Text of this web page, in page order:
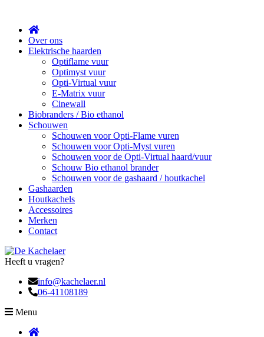
Over ons
Elektrische haarden
Optiflame vuur
Optimyst vuur
Opti-Virtual vuur
E-Matrix vuur
Cinewall
Biobranders / Bio ethanol
Schouwen
Schouwen voor Opti-Flame vuren
Schouwen voor Opti-Myst vuren
Schouwen voor de Opti-Virtual haard/vuur
Schouw Bio ethanol brander
Schouwen voor de gashaard / houtkachel
Gashaarden
Houtkachels
Accessoires
Merken
Contact
Heeft u vragen?
info@kachelaer.nl
06-41108189
Menu